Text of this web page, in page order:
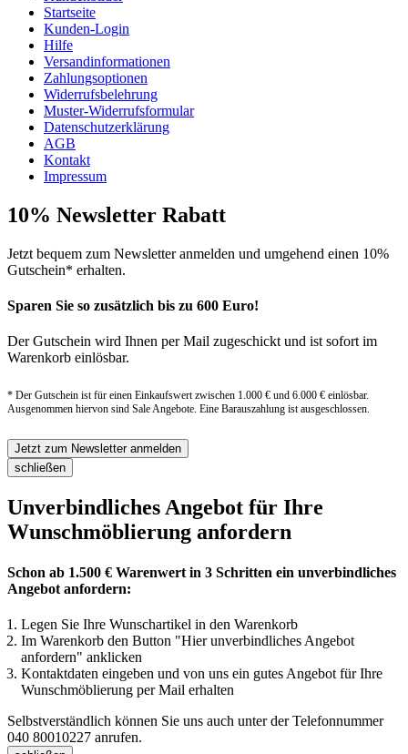
Startseite
Kunden-Login
Hilfe
Versandinformationen
Zahlungsoptionen
Widerrufsbelehrung
Muster-Widerrufsformular
Datenschutzerklärung
AGB
Kontakt
Impressum
10% Newsletter Rabatt
Jetzt bequem zum Newsletter anmelden und umgehend einen 10%
Gutschein* erhalten.
Sparen Sie so zusätzlich bis zu 600 Euro!
Der Gutschein wird Ihnen per Mail zugeschickt und ist sofort im
Warenkorb einlösbar.
* Der Gutschein ist für einen Einkaufswert zwischen 1.000 € und 6.000 € einlösbar.
Ausgenommen hiervon sind Sale Angebote. Eine Barauszahlung ist ausgeschlossen.
Jetzt zum Newsletter anmelden
schließen
Unverbindliches Angebot für Ihre
Wunschmöblierung anfordern
Schon ab 1.500 € Warenwert in 3 Schritten ein unverbindliches
Angebot anfordern:
Legen Sie Ihre Wunschartikel in den Warenkorb
Im Warenkorb den Button "Hier unverbindliches Angebot
anfordern" anklicken
Kontaktdaten eingeben und von uns ein gutes Angebot für Ihre
Wunschmöblierung per Mail erhalten
Selbstverständlich können Sie uns auch unter der Telefonnummer
040 80010227 anrufen.